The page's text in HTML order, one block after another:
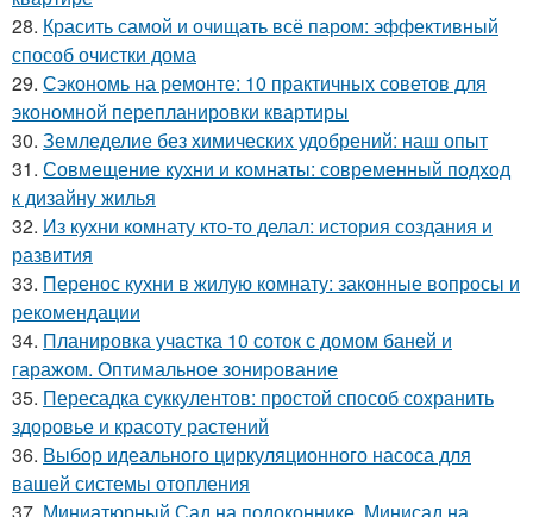
28. Красить самой и очищать всё паром: эффективный
способ очистки дома
29. Сэкономь на ремонте: 10 практичных советов для
экономной перепланировки квартиры
30. Земледелие без химических удобрений: наш опыт
31. Совмещение кухни и комнаты: современный подход
к дизайну жилья
32. Из кухни комнату кто-то делал: история создания и
развития
33. Перенос кухни в жилую комнату: законные вопросы и
рекомендации
34. Планировка участка 10 соток с домом баней и
гаражом. Оптимальное зонирование
35. Пересадка суккулентов: простой способ сохранить
здоровье и красоту растений
36. Выбор идеального циркуляционного насоса для
вашей системы отопления